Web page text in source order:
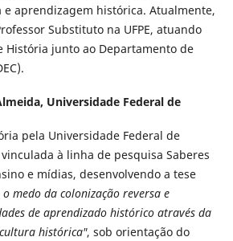
e aprendizagem histórica. Atualmente,
Substituto na UFPE, atuando
História junto ao Departamento de
Universidade Federal de
pela Universidade Federal de
vinculada à linha de pesquisa Saberes
e mídias, desenvolvendo a tese
medo da colonização reversa e
de aprendizado histórico através da
histórica", sob orientação do